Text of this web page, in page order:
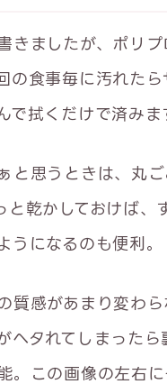
きましたが、ポリプ
の食事毎に汚れたら
で拭くだけで済みま
と思うときは、丸
と乾かしておけば、
うになるのも便利。
質感があまり変わら
ヘタれてしまったら
。この画像の左右